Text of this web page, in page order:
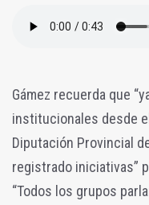
Gámez recuerda que
institucionales desde
Diputación Provincial
registrado iniciativas”
“Todos los grupos